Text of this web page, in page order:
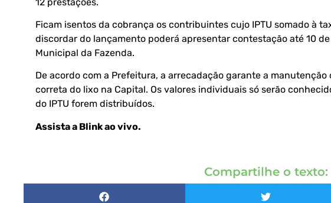
Ficam isentos da cobrança os contribuintes cujo IPTU somado à
discordar do lançamento poderá apresentar contestação até 10
Municipal da Fazenda.
De acordo com a Prefeitura, a arrecadação garante a
correta do lixo na Capital. Os valores individuais só serão
do IPTU forem distribuídos.
Assista a Blink ao vivo.
Compartilhe o texto: